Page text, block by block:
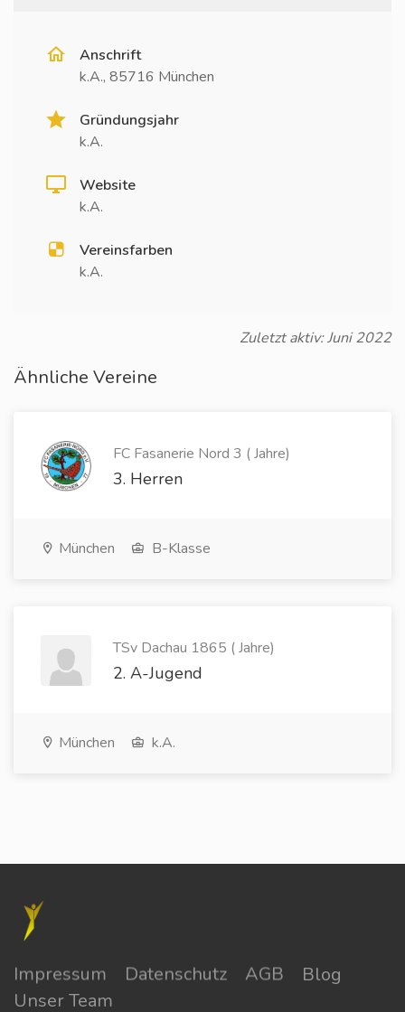
Anschrift
k.A., 85716 München
Gründungsjahr
k.A.
Website
k.A.
Vereinsfarben
k.A.
Zuletzt aktiv: Juni 2022
Ähnliche Vereine
FC Fasanerie Nord 3 ( Jahre)
3. Herren
München B-Klasse
TSv Dachau 1865 ( Jahre)
2. A-Jugend
München k.A.
Impressum Datenschutz AGB
Blog
Unser Team